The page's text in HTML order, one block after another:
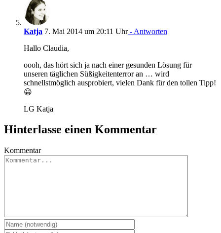
Katja 7. Mai 2014 um 20:11 Uhr- Antworten
Hallo Claudia,
oooh, das hört sich ja nach einer gesunden Lösung für
unseren täglichen Süßigkeitenterror an … wird
schnellstmöglich ausprobiert, vielen Dank für den tollen Tipp!
😀
LG Katja
Hinterlasse einen Kommentar
Kommentar